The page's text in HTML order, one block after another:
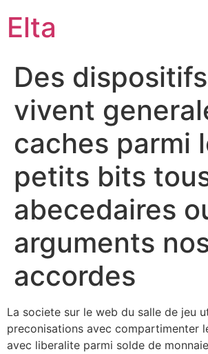
Elta
Des dispositifs
vivent
caches parmi
petits bits
abecedaires
arguments
accordes
La societe sur le web du salle de jeu
preconisations avec compartimenter
avec liberalite parmi solde de